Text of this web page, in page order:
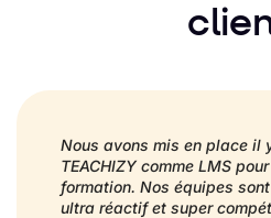
Nous avons mis en place il
TEACHIZY comme LMS
formation. Nos équipes
ultra réactif et super